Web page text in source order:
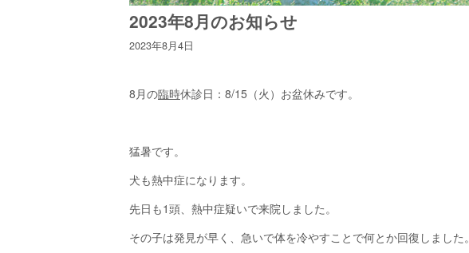
2023年8月のお知らせ
2023年8月4日
8月の臨時休診日：8/15（火）お盆休みです。
猛暑です。
犬も熱中症になります。
先日も1頭、熱中症疑いで来院しました。
その子は発見が早く、急いで体を冷やすことで何とか回復しました。